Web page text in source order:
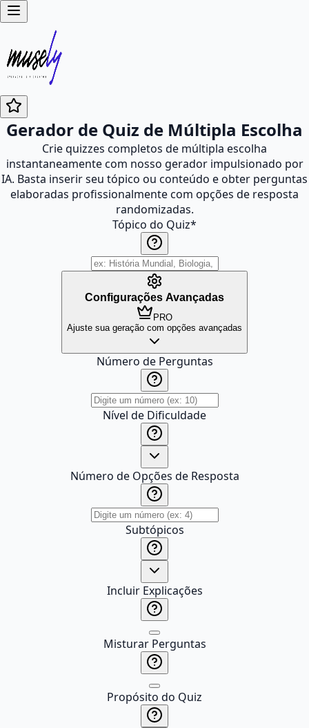
Gerador de Quiz de Múltipla Escolha
Crie quizzes completos de múltipla escolha
instantaneamente com nosso gerador impulsionado por
IA. Basta inserir seu tópico ou conteúdo e obter perguntas
elaboradas profissionalmente com opções de resposta
randomizadas.
Tópico do Quiz*
Configurações Avançadas
PRO
Ajuste sua geração com opções avançadas
Número de Perguntas
Nível de Dificuldade
Número de Opções de Resposta
Subtópicos
Incluir Explicações
Misturar Perguntas
Propósito do Quiz